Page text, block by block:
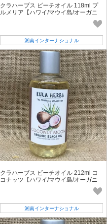
クラハーブス ビーチオイル 118ml プ
ルメリア【ハワイ/マウイ島/オーガニ
湘南インターナショナル
クラハーブス ビーチオイル 212ml コ
コナッツ【ハワイ/マウイ島/オーガニ
湘南インターナショナル